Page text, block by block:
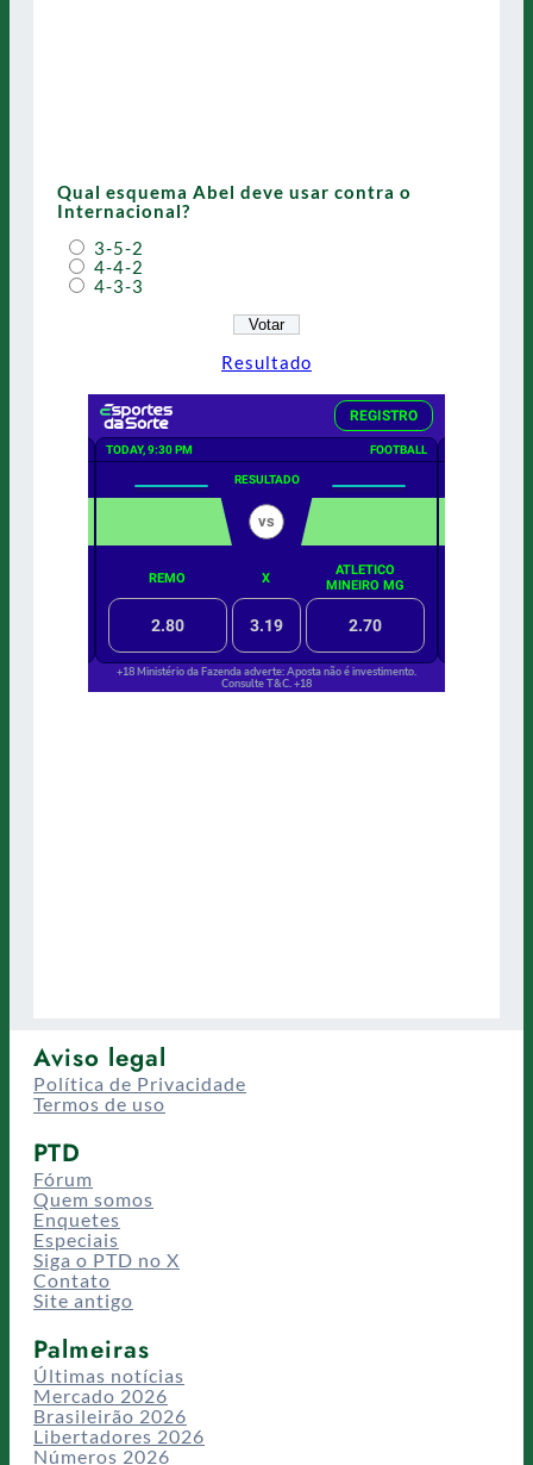
Qual esquema Abel deve usar contra o
Internacional?
3-5-2
4-4-2
4-3-3
Resultado
Aviso legal
Política de Privacidade
Termos de uso
PTD
Fórum
Quem somos
Enquetes
Especiais
Siga o PTD no X
Contato
Site antigo
Palmeiras
Últimas notícias
Mercado 2026
Brasileirão 2026
Libertadores 2026
Números 2026